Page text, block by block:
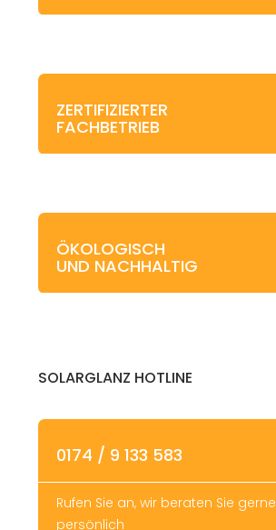
ZERTIFIZIERTER
FACHBETRIEB
ÖKOLOGISCH
UND NACHHALTIG
SOLARGLANZ HOTLINE
0174 / 9 133 583
Rufen Sie an, wir beraten Sie gerne
persönlich